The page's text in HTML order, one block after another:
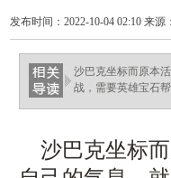
发布时间：2022-10-04 02:10 来源
haixinganggou.com
沙巴克坐标而原本
战，需要英雄宝石
沙巴克坐标而